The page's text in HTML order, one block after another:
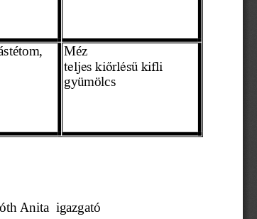
Méz
teljes kiőrlésű kifli
gyümölcs
Anita
  igazgató